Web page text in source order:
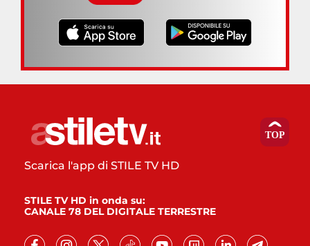
Scarica l'app di STILE TV HD
STILE TV HD in onda su:
CANALE 78 DEL DIGITALE TERRESTRE